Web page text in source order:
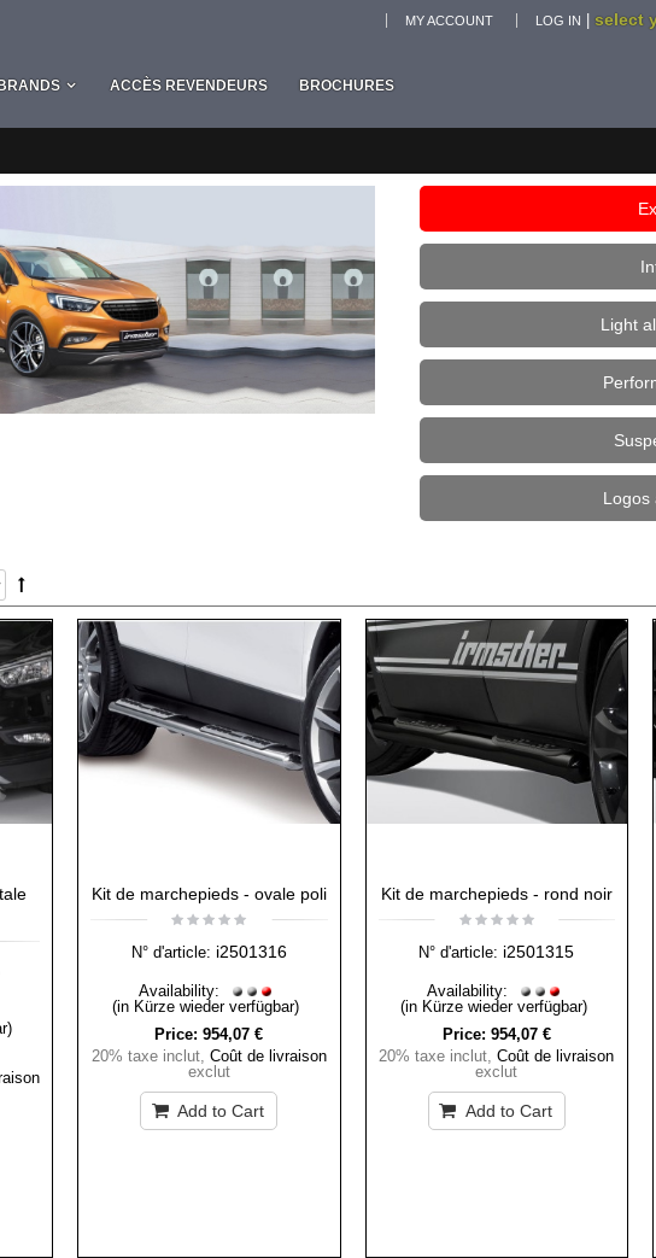
select
MY ACCOUNT LOG IN
ACCÈS REVENDEURS BROCHURES
Light
Logos
Kit de marchepieds - ovale poli
N° d'article: i2501316
Availability:
(in Kürze wieder verfügbar)
Price: 954,07 €
20% taxe inclut, Coût de livraison
exclut
Add to Cart
Kit de marchepieds - rond noir
N° d'article: i2501315
Availability:
(in Kürze wieder verfügbar)
Price: 954,07 €
20% taxe inclut,Coût de livraison
exclut
Add to Cart